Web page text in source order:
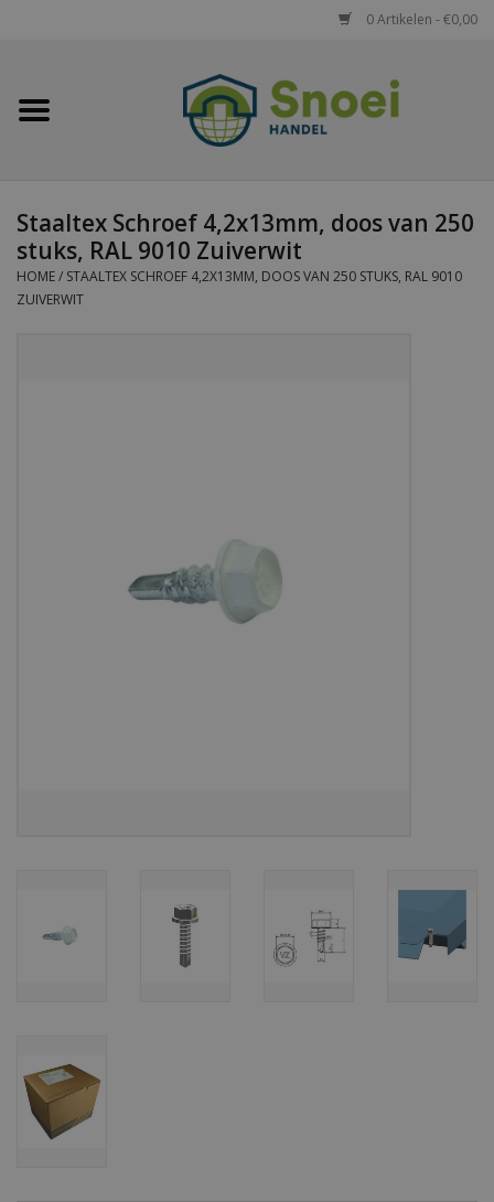
0 Artikelen - €0,00
Home
Damwandplaten
Dakpanplaten
Staaltex Schroef 4,2x13mm, doos van 250
stuks, RAL 9010 Zuiverwit
HOME/ STAALTEX SCHROEF 4,2X13MM, DOOS VAN 250 STUKS, RAL 9010
ZUIVERWIT